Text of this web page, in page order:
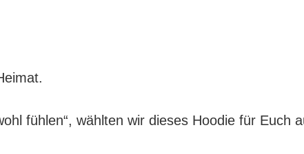
fühlen“, wählten wir dieses Hoodie für Euch